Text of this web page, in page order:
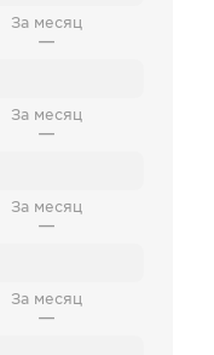
За месяц
—
За месяц
—
За месяц
—
За месяц
—